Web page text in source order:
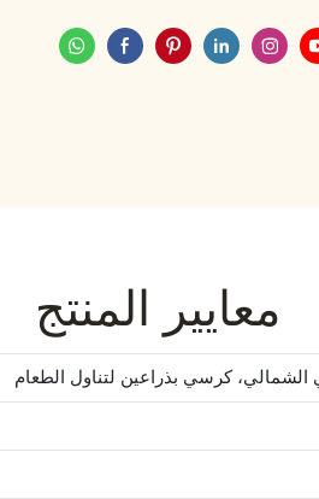
معايير المنتج
كرسي بذراعين لتناول الطعام